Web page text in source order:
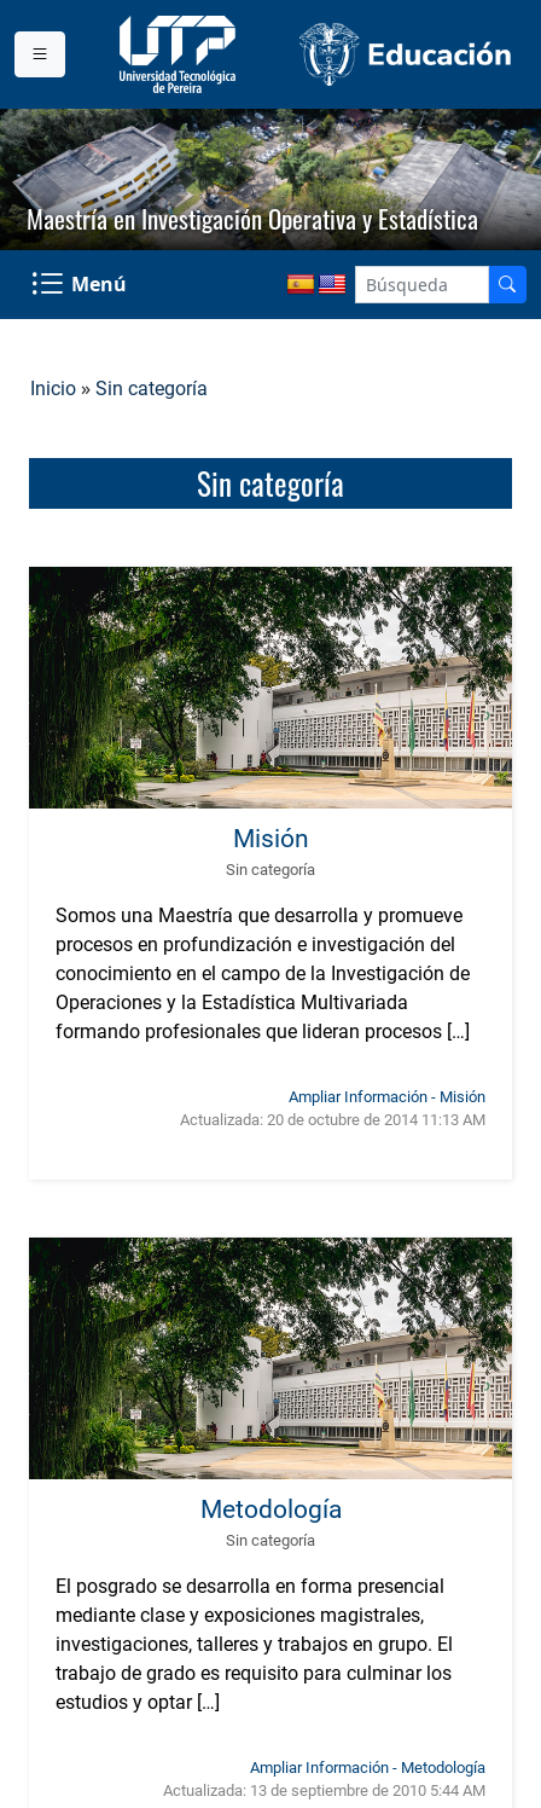
Maestría en Investigación Operativa y Estadística
Menú
Inicio » Sin categoría
Sin categoría
Misión
Sin categoría
Somos una Maestría que desarrolla y promueve
procesos en profundización e investigación del
conocimiento en el campo de la Investigación de
Operaciones y la Estadística Multivariada
formando profesionales que lideran procesos […]
Ampliar Información - Misión
Actualizada: 20 de octubre de 2014 11:13 AM
Metodología
Sin categoría
El posgrado se desarrolla en forma presencial
mediante clase y exposiciones magistrales,
investigaciones, talleres y trabajos en grupo. El
trabajo de grado es requisito para culminar los
estudios y optar […]
Ampliar Información - Metodología
Actualizada: 13 de septiembre de 2010 5:44 AM